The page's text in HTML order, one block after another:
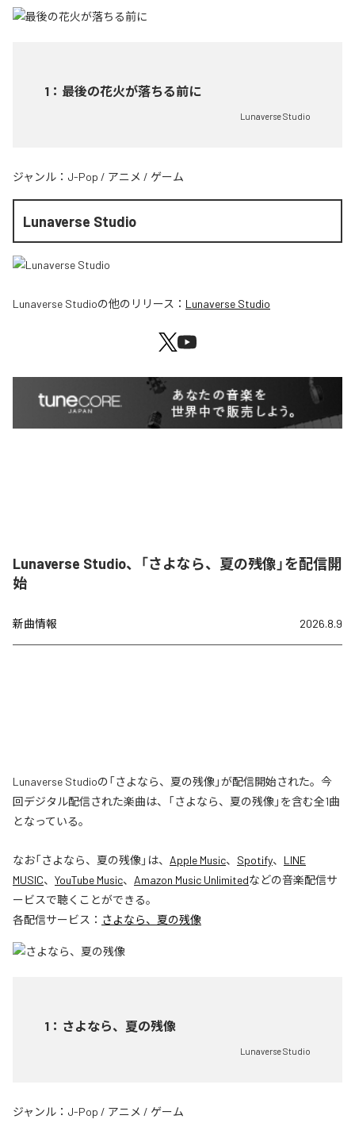
1 ： 最後の花火が落ちる前に
Lunaverse Studio
ジャンル： J-Pop / アニメ / ゲーム
Lunaverse Studio
Lunaverse Studioの他のリリース： Lunaverse Studio
Lunaverse Studio、「さよなら、夏の残像」を配信開
始
新曲情報 2026.8.9
Lunaverse Studioの「さよなら、夏の残像」が配信開始された。今
回デジタル配信された楽曲は、「さよなら、夏の残像」を含む全1曲
となっている。
なお「さよなら、夏の残像」は、 Apple Music、 Spotify、 LINE
MUSIC、 YouTube Music、 Amazon Music Unlimitedなどの音楽配信サ
ービスで聴くことができる。
各配信サービス： さよなら、夏の残像
1 ： さよなら、夏の残像
Lunaverse Studio
ジャンル： J-Pop / アニメ / ゲーム